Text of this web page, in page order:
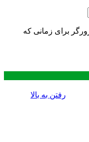
برای زمانی که
رفتن به بالا